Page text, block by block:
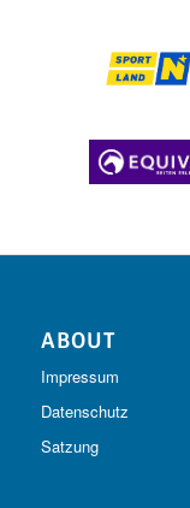
ABOUT
Impressum
Datenschutz
Satzung